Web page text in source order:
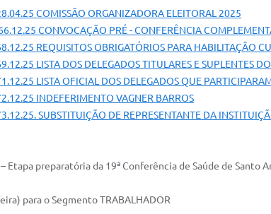
COMISSÃO ORGANIZADORA ELEITORAL 2025
CONVOCAÇÃO PRÉ - CONFERÊNCIA
REQUISITOS OBRIGATÓRIOS PARA HABILITAÇÃO
LISTA DOS DELEGADOS TITULARES E SUPLENTES
LISTA OFICIAL DOS DELEGADOS QUE
INDEFERIMENTO VAGNER BARROS
SUBSTITUIÇÃO DE REPRESENTANTE DA
Etapa preparatória da 19ª Conferência de Saúde de Santo
para o Segmento TRABALHADOR